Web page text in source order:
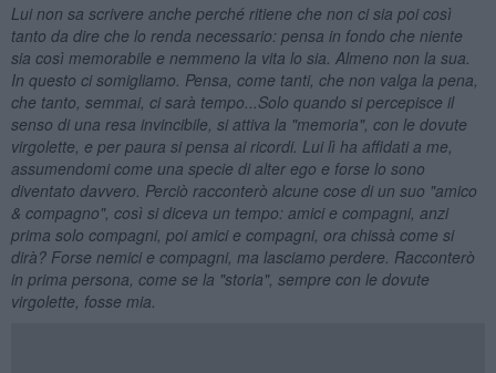
Lui non sa scrivere anche perché ritiene che non ci sia poi così
tanto da dire che lo renda necessario: pensa in fondo che niente
sia così memorabile e nemmeno la vita lo sia. Almeno non la sua.
In questo ci somigliamo. Pensa, come tanti, che non valga la pena,
che tanto, semmai, ci sarà tempo...Solo quando si percepisce il
senso di una resa invincibile, si attiva la "memoria", con le dovute
virgolette, e per paura si pensa ai ricordi. Lui lì ha affidati a me,
assumendomi come una specie di alter ego e forse lo sono
diventato davvero. Perciò racconterò alcune cose di un suo "amico
& compagno", così si diceva un tempo: amici e compagni, anzi
prima solo compagni, poi amici e compagni, ora chissà come si
dirà? Forse nemici e compagni, ma lasciamo perdere. Racconterò
in prima persona, come se la "storia", sempre con le dovute
virgolette, fosse mia.